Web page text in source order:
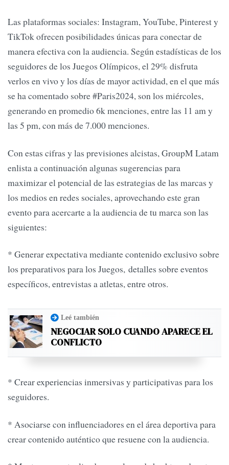
Las plataformas sociales: Instagram, YouTube, Pinterest y
TikTok ofrecen posibilidades únicas para conectar de
manera efectiva con la audiencia. Según estadísticas de los
seguidores de los Juegos Olímpicos, el 29% disfruta
verlos en vivo y los días de mayor actividad, en el que más
se ha comentado sobre #Paris2024, son los miércoles,
generando en promedio 6k menciones, entre las 11 am y
las 5 pm, con más de 7.000 menciones.
Con estas cifras y las previsiones alcistas, GroupM Latam
enlista a continuación algunas sugerencias para
maximizar el potencial de las estrategias de las marcas y
los medios en redes sociales, aprovechando este gran
evento para acercarte a la audiencia de tu marca son las
siguientes:
* Generar expectativa mediante contenido exclusivo sobre
los preparativos para los Juegos, detalles sobre eventos
específicos, entrevistas a atletas, entre otros.
Leé también
NEGOCIAR SOLO CUANDO APARECE EL
CONFLICTO
* Crear experiencias inmersivas y participativas para los
seguidores.
* Asociarse con influenciadores en el área deportiva para
crear contenido auténtico que resuene con la audiencia.